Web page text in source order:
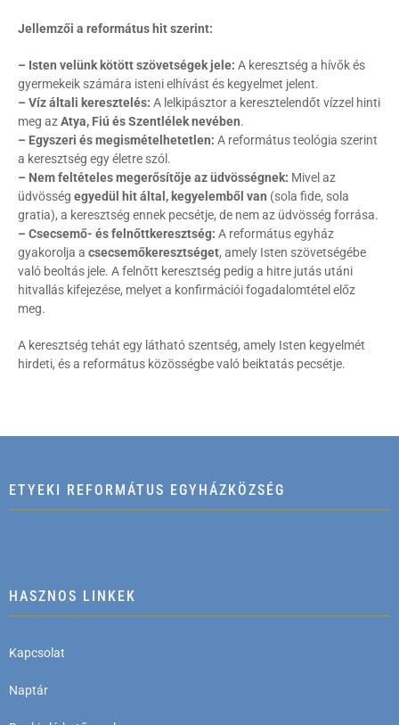
Jellemzői a református hit szerint:
– Isten velünk kötött szövetségek jele: A keresztség a hívők és
gyermekeik számára isteni elhívást és kegyelmet jelent.
– Víz általi keresztelés: A lelkipásztor a keresztelendőt vízzel hinti
meg azAtya, Fiú és Szentlélek nevében.
– Egyszeri és megismételhetetlen: A református teológia szerint
a keresztség egy életre szól.
– Nem feltételes megerősítője az üdvösségnek: Mivel az
üdvösség egyedül hit által, kegyelemből van (sola fide, sola
gratia), a keresztség ennek pecsétje, de nem az üdvösség forrása.
– Csecsemő- és felnőttkeresztség: A református egyház
gyakorolja a csecsemőkeresztséget, amely Isten szövetségébe
való beoltás jele. A felnőtt keresztség pedig a hitre jutás utáni
hitvallás kifejezése, melyet a konfirmációi fogadalomtétel előz
meg.
A keresztség tehát egy látható szentség, amely Isten kegyelmét
hirdeti, és a református közösségbe való beiktatás pecsétje.
ETYEKI REFORMÁTUS EGYHÁZKÖZSÉG
HASZNOS LINKEK
Kapcsolat
Naptár